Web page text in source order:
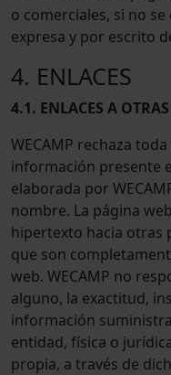
o comerciales, si no
expresa y por escrito
4. ENLACES
4.1. ENLACES A
WECAMP rechaza
información presente
elaborada por
nombre. La página
hipertexto hacia otras
que son
web. WECAMP no
alguno, la exactitud,
información
entidad, física o
propia, a través de